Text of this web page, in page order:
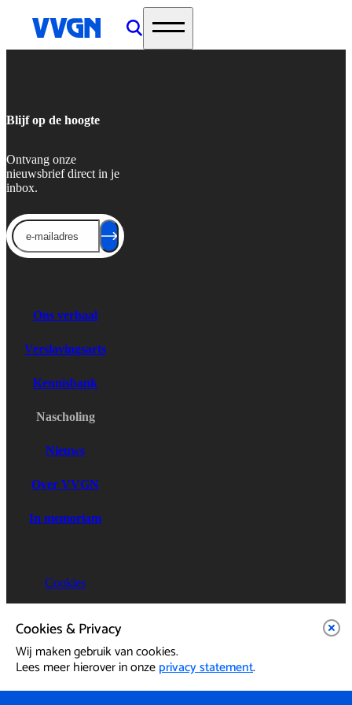
Cookies & Privacy
Wij maken gebruik van cookies.
Lees meer hierover in onzeprivacy statement.
home
Blijf op de hoogte
Ontvang onze
nieuwsbrief direct in je
inbox.
Ons verhaal
Verslavingsarts
Kennisbank
Nascholing
Nieuws
Over VVGN
In memoriam
Cookies
085 - 8640026